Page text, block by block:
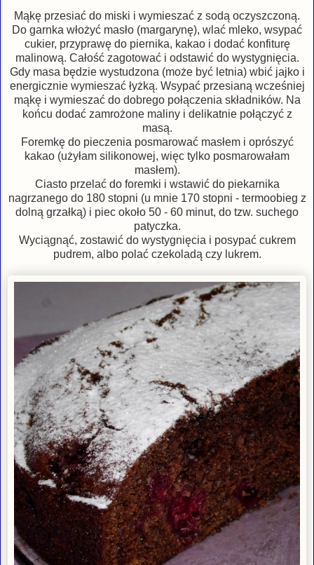
Mąkę przesiać do miski i wymieszać z sodą oczyszczoną.
Do garnka włożyć masło (margarynę), wlać mleko, wsypać
cukier, przyprawę do piernika, kakao i dodać konfiturę
malinową. Całość zagotować i odstawić do wystygnięcia.
Gdy masa będzie wystudzona (może być letnia) wbić jajko i
energicznie wymieszać łyżką. Wsypać przesianą wcześniej
mąkę i wymieszać do dobrego połączenia składników. Na
końcu dodać zamrożone maliny i delikatnie połączyć z
masą.
Foremkę do pieczenia posmarować masłem i oprószyć
kakao (użyłam silikonowej, więc tylko posmarowałam
masłem).
Ciasto przelać do foremki i wstawić do piekarnika
nagrzanego do 180 stopni (u mnie 170 stopni - termoobieg z
dolną grzałką) i piec około 50 - 60 minut, do tzw. suchego
patyczka.
Wyciągnąć, zostawić do wystygnięcia i posypać cukrem
pudrem, albo polać czekoladą czy lukrem.